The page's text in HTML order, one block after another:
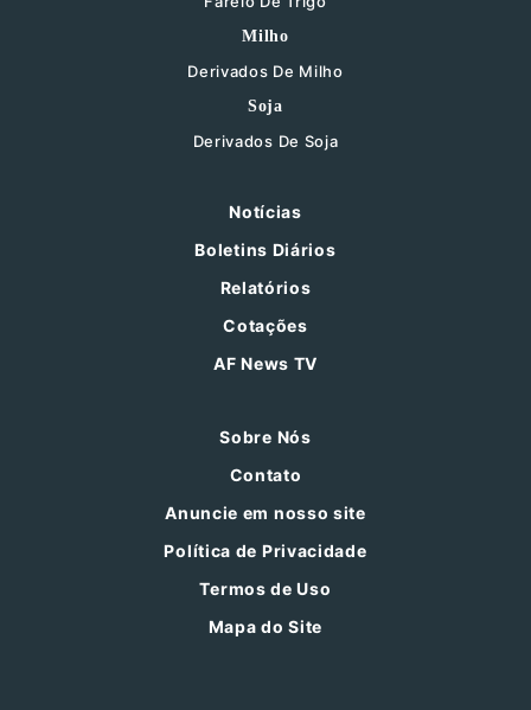
Milho
Derivados De Milho
Soja
Derivados De Soja
Notícias
Boletins Diários
Relatórios
Cotações
AF News TV
Sobre Nós
Contato
Anuncie em nosso site
Política de Privacidade
Termos de Uso
Mapa do Site